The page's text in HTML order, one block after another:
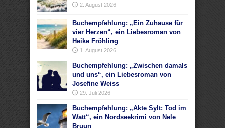
2. August 2026
Buchempfehlung: „Ein Zuhause für
vier Herzen“, ein Liebesroman von
Heike Fröhling
1. August 2026
Buchempfehlung: „Zwischen damals
und uns“, ein Liebesroman von
Josefine Weiss
29. Juli 2026
Buchempfehlung: „Akte Sylt: Tod im
Watt“, ein Nordseekrimi von Nele
Bruun